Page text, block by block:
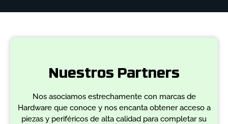
Nuestros Partners
Nos asociamos estrechamente con marcas de
Hardware que conoce y nos encanta obtener acceso a
piezas y periféricos de alta calidad para completar su